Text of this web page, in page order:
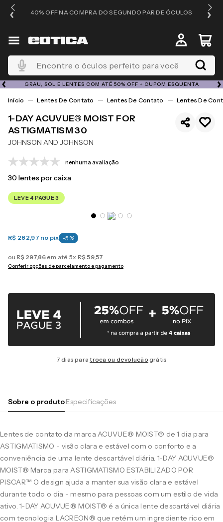
40% OFF NA COMPRA DO SEGUNDO PAR DE ÓCULOS
Encontre o óculos perfeito para você
GRAU, SOL E LENTES COM ATÉ 50% OFF + CUPOM ESQUENTA
Lentes De Contato Lentes De Contato Lentes De
1-DAY ACUVUE® MOIST FOR
ASTIGMATISM 30
JOHNSON AND JOHNSON
nenhuma avaliação
30lentes por caixa
LEVE 4 PAGUE 3
R$ 282,97 no pix -5 %
ou R$ 297,86 em até 5x R$59,57
Conferir opções de parcelamento e pagamento
7 dias paratroca ou devolução grátis
Sobre o produtoEspecificações
Lentes de contato da marca ACUVUE® MOIST® de 1 dia para
ASTIGMATISMO - visão clara e estável com o conforto e a
conveniência de uma lente descartável diária. 1-DAY ACUVUE®
MOIST® Marca para ASTIGMATISMO ESTABILIZADO POR
PISCAR™ O design ajuda a manter sua visão clara e estável
durante todo o dia - mesmo para pessoas com um estilo de vida
ativo. 1-DAY ACUVUE® MOIST® é a única lente descartável diária
com tecnologia LACREON® que retém um ingrediente rico em